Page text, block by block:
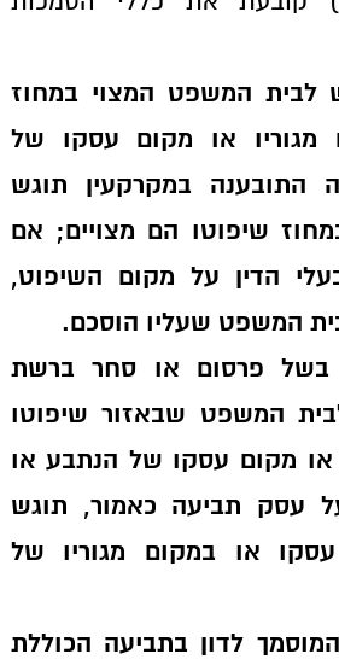
לבית המשפט המצוי במחוז
או מקום עסקו של
התובענה במקרקעין תוגש
שיפוטו הם מצויים; אם
הדין על מקום השיפוט,
המשפט שעליו הוסכם.
פרסום או סחר ברשת
המשפט שבאזור שיפוטו
או מקום עסקו של הנתבע או
עסק תביעה כאמור, תוגש
או במקום מגוריו של
לדון בתביעה הכוללת